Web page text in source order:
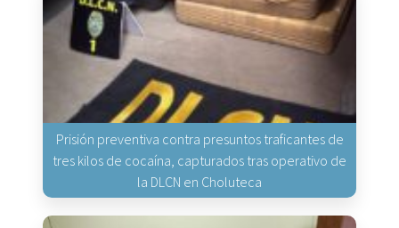
Prisión preventiva contra presuntos traficantes de
tres kilos de cocaína, capturados tras operativo de
la DLCN en Choluteca